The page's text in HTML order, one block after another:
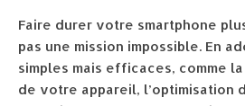
Faire durer votre smartphone
pas une mission impossible. En
simples mais efficaces, comme
de votre appareil, l’optimisation